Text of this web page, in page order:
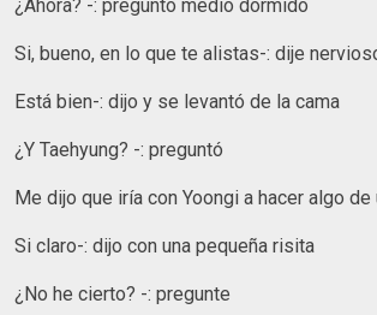
¿Ahora? -: pregunto medio dormido
Si, bueno, en lo que te alistas-: dije
Está bien-: dijo y se levantó de la cama
¿Y Taehyung? -: preguntó
Me dijo que iría con Yoongi a hacer algo de
Si claro-: dijo con una pequeña risita
¿No he cierto? -: pregunte